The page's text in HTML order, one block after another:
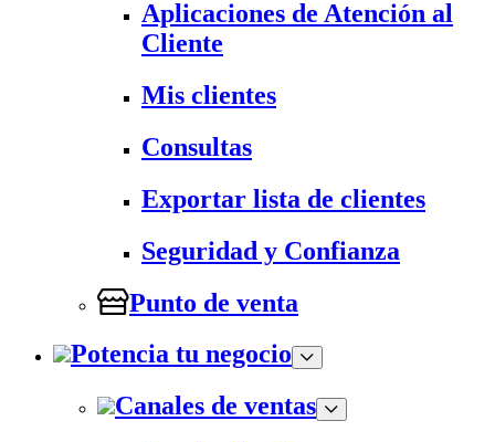
Aplicaciones de Atención al
Cliente
Mis clientes
Consultas
Exportar lista de clientes
Seguridad y Confianza
Punto de venta
Potencia tu negocio
Canales de ventas